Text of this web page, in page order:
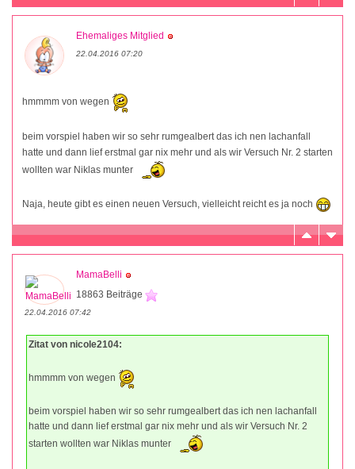
Ehemaliges Mitglied
22.04.2016 07:20
hmmmm von wegen
beim vorspiel haben wir so sehr rumgealbert das ich nen lachanfall
hatte und dann lief erstmal gar nix mehr und als wir Versuch Nr. 2 starten
wollten war Niklas munter
Naja, heute gibt es einen neuen Versuch, vielleicht reicht es ja noch
MamaBelli
18863 Beiträge
22.04.2016 07:42
Zitat von nicole2104:
hmmmm von wegen
beim vorspiel haben wir so sehr rumgealbert das ich nen lachanfall
hatte und dann lief erstmal gar nix mehr und als wir Versuch Nr. 2
starten wollten war Niklas munter